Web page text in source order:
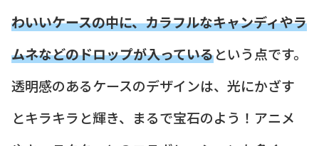
わいいケースの中に、カラフルなキャンディやラ
ムネなどのドロップが入っているという点です。
透明感のあるケースのデザインは、光にかざす
とキラキラと輝き、まるで宝石のよう！アニメ